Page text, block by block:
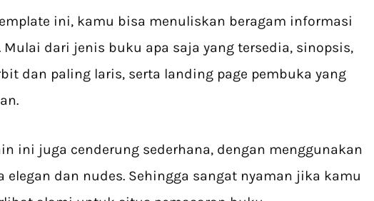
ini, kamu bisa menuliskan beragam informasi
Mulai dari jenis buku apa saja yang tersedia, sinopsis,
dan paling laris, serta landing page pembuka yang
ini juga cenderung sederhana, dengan menggunakan
elegan dan nudes. Sehingga sangat nyaman jika kamu